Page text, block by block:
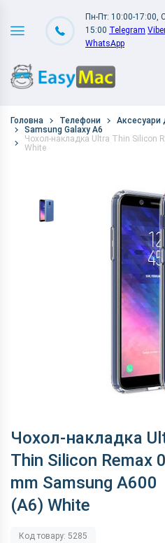
Пн-Пт: 10:00-17:00,
15:00 Telegram
WhatsApp
Головна Телефони
Аксесуари
Samsung Galaxy A6
Чохол-накладка Ultra Thin Silicon
White
Чохол-накладка
Thin Silicon Remax
mm Samsung A600
(A6) White
Код товару: 5285